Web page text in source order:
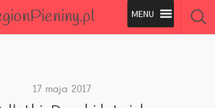
17 maja 2017